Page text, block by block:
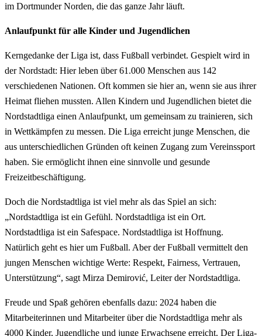
im Dortmunder Norden, die das ganze Jahr läuft.
Anlaufpunkt für alle Kinder und Jugendlichen
Kerngedanke der Liga ist, dass Fußball verbindet. Gespielt wird in
der Nordstadt: Hier leben über 61.000 Menschen aus 142
verschiedenen Nationen. Oft kommen sie hier an, wenn sie aus ihrer
Heimat fliehen mussten. Allen Kindern und Jugendlichen bietet die
Nordstadtliga einen Anlaufpunkt, um gemeinsam zu trainieren, sich
in Wettkämpfen zu messen. Die Liga erreicht junge Menschen, die
aus unterschiedlichen Gründen oft keinen Zugang zum Vereinssport
haben. Sie ermöglicht ihnen eine sinnvolle und gesunde
Freizeitbeschäftigung.
Doch die Nordstadtliga ist viel mehr als das Spiel an sich:
„Nordstadtliga ist ein Gefühl. Nordstadtliga ist ein Ort.
Nordstadtliga ist ein Safespace. Nordstadtliga ist Hoffnung.
Natürlich geht es hier um Fußball. Aber der Fußball vermittelt den
jungen Menschen wichtige Werte: Respekt, Fairness, Vertrauen,
Unterstützung“, sagt Mirza Demirović, Leiter der Nordstadtliga.
Freude und Spaß gehören ebenfalls dazu: 2024 haben die
Mitarbeiterinnen und Mitarbeiter über die Nordstadtliga mehr als
4000 Kinder, Jugendliche und junge Erwachsene erreicht. Der Liga-